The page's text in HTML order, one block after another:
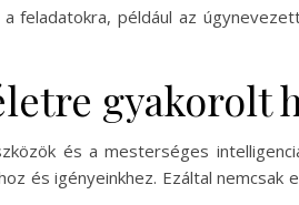
feladatokra, például az
gyakorolt
és a mesterséges
és igényeinkhez. Ezáltal nemcsak